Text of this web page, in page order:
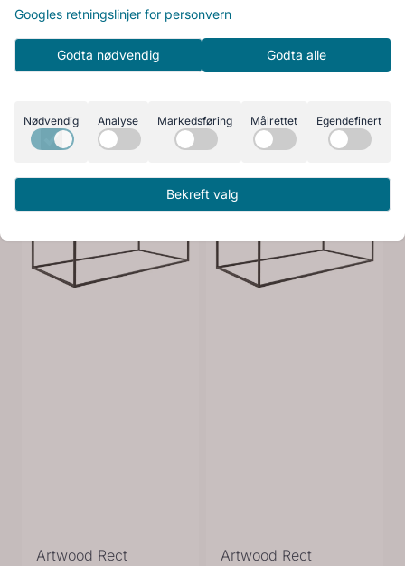
Artwood Rect
Artwood Rect
Googles retningslinjer for personvern
Godta nødvendig Godta alle
Nødvendig Analyse Markedsføring Målrettet Egendefinert
Bekreft valg